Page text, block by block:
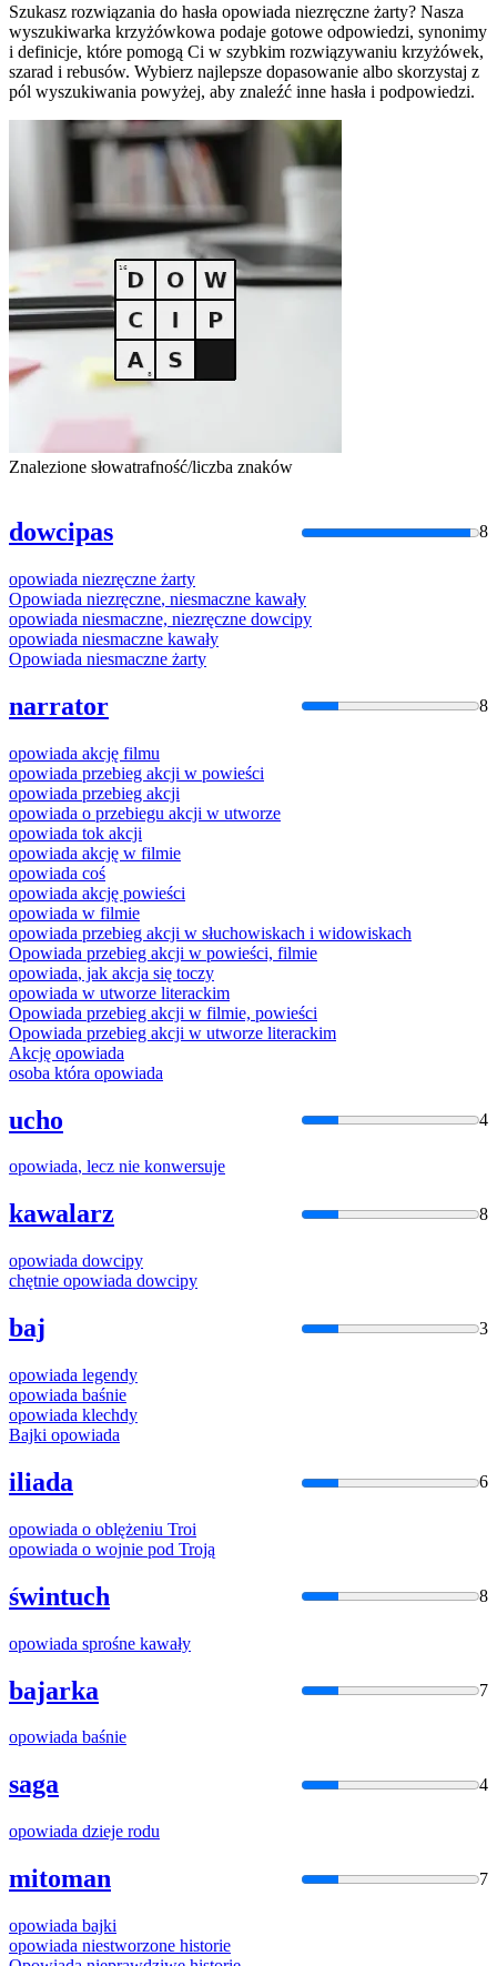
Szukasz rozwiązania do hasła opowiada niezręczne żarty? Nasza
wyszukiwarka krzyżówkowa podaje gotowe odpowiedzi, synonimy
i definicje, które pomogą Ci w szybkim rozwiązywaniu krzyżówek,
szarad i rebusów. Wybierz najlepsze dopasowanie albo skorzystaj z
pól wyszukiwania powyżej, aby znaleźć inne hasła i podpowiedzi.
Znalezione słowatrafność/liczba znaków
dowcipas 8
opowiada niezręczne żarty
Opowiada niezręczne, niesmaczne kawały
opowiada niesmaczne, niezręczne dowcipy
opowiada niesmaczne kawały
Opowiada niesmaczne żarty
narrator 8
opowiada akcję filmu
opowiada przebieg akcji w powieści
opowiada przebieg akcji
opowiada o przebiegu akcji w utworze
opowiada tok akcji
opowiada akcję w filmie
opowiada coś
opowiada akcję powieści
opowiada w filmie
opowiada przebieg akcji w słuchowiskach i widowiskach
Opowiada przebieg akcji w powieści, filmie
opowiada, jak akcja się toczy
opowiada w utworze literackim
Opowiada przebieg akcji w filmie, powieści
Opowiada przebieg akcji w utworze literackim
Akcję opowiada
osoba która opowiada
ucho 4
opowiada, lecz nie konwersuje
kawalarz 8
opowiada dowcipy
chętnie opowiada dowcipy
baj 3
opowiada legendy
opowiada baśnie
opowiada klechdy
Bajki opowiada
iliada 6
opowiada o oblężeniu Troi
opowiada o wojnie pod Troją
świntuch 8
opowiada sprośne kawały
bajarka 7
opowiada baśnie
saga 4
opowiada dzieje rodu
mitoman 7
opowiada bajki
opowiada niestworzone historie